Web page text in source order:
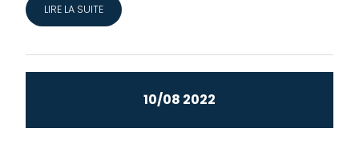
LIRE LA SUITE
10/08 2022